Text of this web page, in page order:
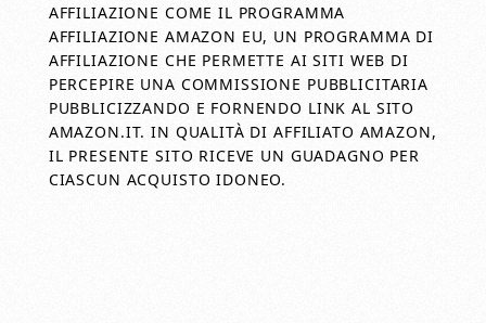
AFFILIAZIONE COME IL PROGRAMMA
AFFILIAZIONE AMAZON EU, UN PROGRAMMA DI
AFFILIAZIONE CHE PERMETTE AI SITI WEB DI
PERCEPIRE UNA COMMISSIONE PUBBLICITARIA
PUBBLICIZZANDO E FORNENDO LINK AL SITO
AMAZON.IT. IN QUALITÀ DI AFFILIATO AMAZON,
IL PRESENTE SITO RICEVE UN GUADAGNO PER
CIASCUN ACQUISTO IDONEO.